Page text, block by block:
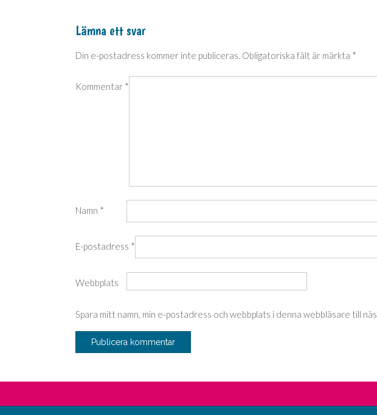
navigation
Lämna ett svar
Din e-postadress kommer inte publiceras. Obligatoriska fält är märkta *
Kommentar *
Namn *
E-postadress *
Webbplats
Spara mitt namn, min e-postadress och webbplats i denna webbläsare till